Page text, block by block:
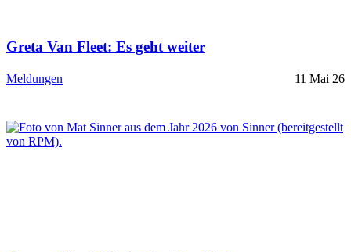
Greta Van Fleet: Es geht weiter
Meldungen 11 Mai 26